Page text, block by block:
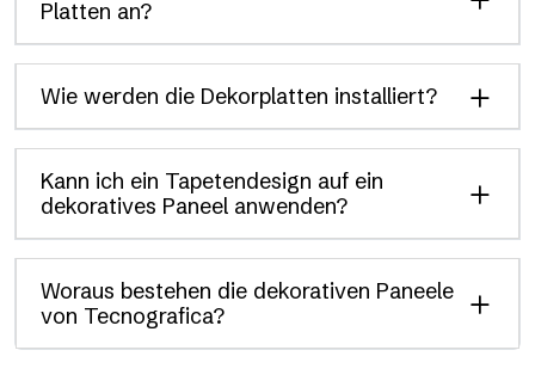
Platten an?
Wie werden die Dekorplatten installiert?
Kann ich ein Tapetendesign auf ein
dekoratives Paneel anwenden?
Woraus bestehen die dekorativen Paneele
von Tecnografica?